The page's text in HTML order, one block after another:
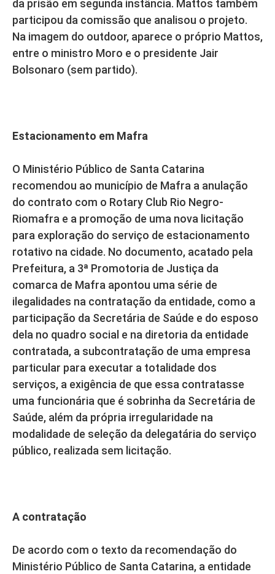
da prisão em segunda instância. Mattos também
participou da comissão que analisou o projeto.
Na imagem do outdoor, aparece o próprio Mattos,
entre o ministro Moro e o presidente Jair
Bolsonaro (sem partido).
Estacionamento em Mafra
O Ministério Público de Santa Catarina
recomendou ao município de Mafra a anulação
do contrato com o Rotary Club Rio Negro-
Riomafra e a promoção de uma nova licitação
para exploração do serviço de estacionamento
rotativo na cidade. No documento, acatado pela
Prefeitura, a 3ª Promotoria de Justiça da
comarca de Mafra apontou uma série de
ilegalidades na contratação da entidade, como a
participação da Secretária de Saúde e do esposo
dela no quadro social e na diretoria da entidade
contratada, a subcontratação de uma empresa
particular para executar a totalidade dos
serviços, a exigência de que essa contratasse
uma funcionária que é sobrinha da Secretária de
Saúde, além da própria irregularidade na
modalidade de seleção da delegatária do serviço
público, realizada sem licitação.
A contratação
De acordo com o texto da recomendação do
Ministério Público de Santa Catarina, a entidade